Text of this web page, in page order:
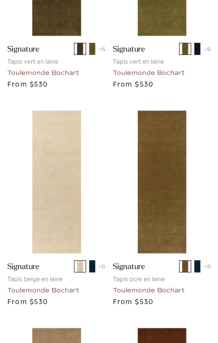
Signature +6
Tapis vert en laine
Toulemonde Bochart
From $530
Signature +6
Tapis vert en laine
Toulemonde Bochart
From $530
Signature +6
Tapis beige en laine
Toulemonde Bochart
From $530
Signature +6
Tapis ocre en laine
Toulemonde Bochart
From $530